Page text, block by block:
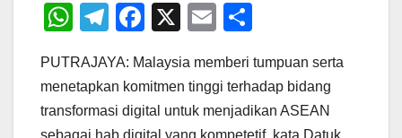
W
at
s
T
e
gr
F
c
e
X
E
ail ar
e
PUTRAJAYA: Malaysia memberi tumpuan serta
menetapkan komitmen tinggi terhadap bidang
transformasi digital untuk menjadikan ASEAN